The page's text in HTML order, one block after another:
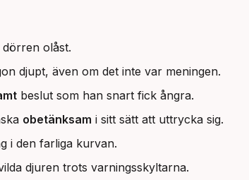
olåst.
djupt, även om det inte var meningen.
beslut som han snart fick ångra.
obetänksam i sitt sätt att uttrycka sig.
i den farliga kurvan.
djuren trots varningsskyltarna.